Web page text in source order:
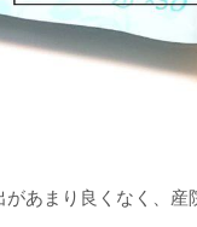
あまり良くなく、産